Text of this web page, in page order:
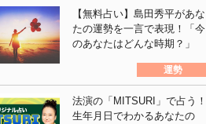
【無料占い】島田秀平があな
たの運勢を一言で表現！「今
のあなたはどんな時期？」
運勢
法演の「MITSURI」で占う！
生年月日でわかるあなたの